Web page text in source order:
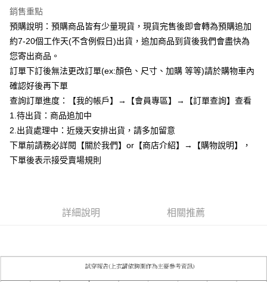
Google Pay
全支付
【關於「AFTEE先享後付」】
AFTEE先享後付是「在收到商品之後才付款」的支付方式。 讓您購物簡單
便利好安心！
１．簡單：不需註冊會員、不需綁卡、不需儲值。
２．便利：只要手機號碼，簡訊認證，即可結帳。
３．安心：先確認商品／服務後，再付款。
１．於結帳方式選擇「AFTEE先享後付」後，將跳轉至「AFTEE先享後付」
ATM／網路銀行／等多元方式進行付款，方視為交易完成。
※ 請注意：結帳手續完成當下不需立刻繳費，但若您需要取消訂單，請聯絡
是否繳費成功／繳費後需取消欲退款等相關疑問，請聯繫「AFTEE先享後付
https://netprotections.freshdesk.com/support/home
ATM付款
運送方式
全家付款取貨
每筆NT$85，滿NT$799(含以上)免運費
每筆NT$85，滿NT$799(含以上)免運費
銷售重點
預購說明：預購商品皆有少量現貨，現貨完售後即會轉為預購追加
約7-20個工作天(不含例假日)出貨，追加商品到貨後我們會盡快為
您寄出商品。
訂單下訂後無法更改訂單(ex:顏色、尺寸、加購 等等)請於購物車內
確認好後再下單
查詢訂單進度：【我的帳戶】→【會員專區】→【訂單查詢】查看
1.待出貨：商品追加中
2.出貨處理中：近幾天安排出貨，請多加留意
下單前請務必詳閱【關於我們】or【商店介紹】→【購物說明】，
下單後表示接受賣場規則
詳細說明 相關推薦